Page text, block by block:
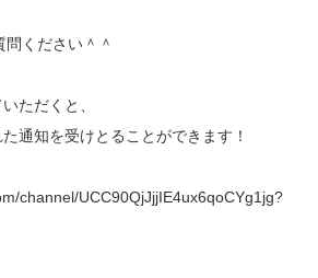
ください＾＾
ただくと、
通知を受けとることができます！
channel/UCC90QjJjjIE4ux6qoCYg1jg?